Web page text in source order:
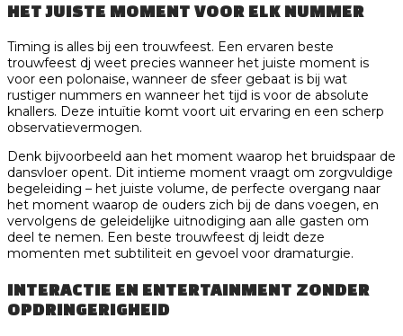
HET JUISTE MOMENT VOOR ELK NUMMER
Timing is alles bij een trouwfeest. Een ervaren beste
trouwfeest dj weet precies wanneer het juiste moment is
voor een polonaise, wanneer de sfeer gebaat is bij wat
rustiger nummers en wanneer het tijd is voor de absolute
knallers. Deze intuïtie komt voort uit ervaring en een scherp
observatievermogen.
Denk bijvoorbeeld aan het moment waarop het bruidspaar de
dansvloer opent. Dit intieme moment vraagt om zorgvuldige
begeleiding – het juiste volume, de perfecte overgang naar
het moment waarop de ouders zich bij de dans voegen, en
vervolgens de geleidelijke uitnodiging aan alle gasten om
deel te nemen. Een beste trouwfeest dj leidt deze
momenten met subtiliteit en gevoel voor dramaturgie.
INTERACTIE EN ENTERTAINMENT ZONDER
OPDRINGERIGHEID